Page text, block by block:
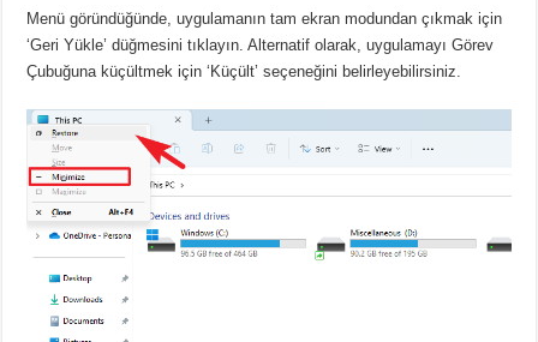
Menü göründüğünde, uygulamanın tam ekran modundan çıkmak için
‘Geri Yükle’ düğmesini tıklayın.Alternatif olarak, uygulamayı Görev
Çubuğuna küçültmek için ‘Küçült’ seçeneğini belirleyebilirsiniz.